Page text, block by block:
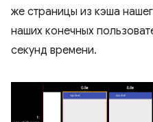
же страницы из кэша
наших конечных
секунд времени.